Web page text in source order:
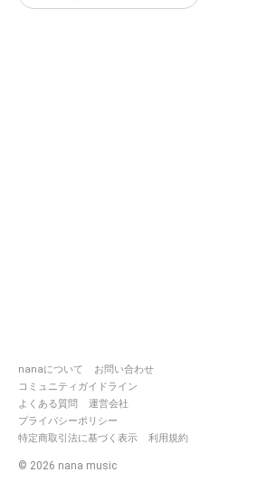
nanaについて
お問い合わせ
コミュニティガイドライン
よくある質問
運営会社
プライバシーポリシー
特定商取引法に基づく表示
利用規約
© 2026 nana music